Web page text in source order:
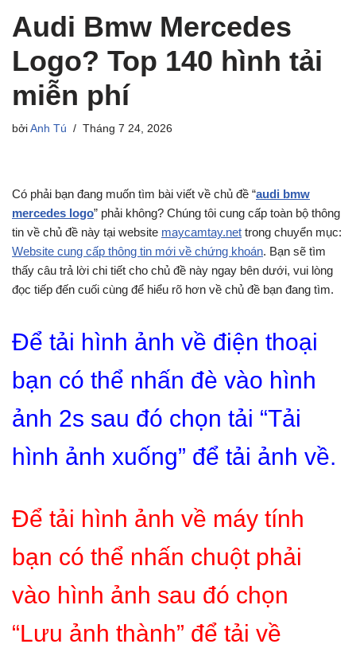
Audi Bmw Mercedes
Logo? Top 140 hình tải
miễn phí
bởi Anh Tú Tháng 7 24, 2026
Có phải bạn đang muốn tìm bài viết về chủ đề “audi bmw
mercedes logo” phải không? Chúng tôi cung cấp toàn bộ thông
tin về chủ đề này tại website maycamtay.net trong chuyển mục:
Website cung cấp thông tin mới về chứng khoán. Bạn sẽ tìm
thấy câu trả lời chi tiết cho chủ đề này ngay bên dưới, vui lòng
đọc tiếp đến cuối cùng để hiểu rõ hơn về chủ đề bạn đang tìm.
Để tải hình ảnh về điện thoại
bạn có thể nhấn đè vào hình
ảnh 2s sau đó chọn tải “Tải
hình ảnh xuống” để tải ảnh về.
Để tải hình ảnh về máy tính
bạn có thể nhấn chuột phải
vào hình ảnh sau đó chọn
“Lưu ảnh thành” để tải về